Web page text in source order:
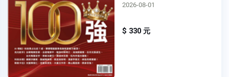
2026-08-01
$ 330 元